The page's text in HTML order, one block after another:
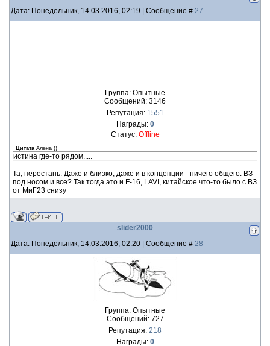
Дата: Понедельник, 14.03.2016, 02:19 | Сообщение # 27
Группа: Опытные
Сообщений: 3146
Репутация: 1551
Награды: 0
Статус: Offline
Цитата Алена ()
истина где-то рядом.....
Та, перестань. Даже и близко, даже и в концепции - ничего общего. ВЗ
под носом и все? Так тогда это и F-16, LAVI, китайское что-то было с ВЗ
от МиГ23 снизу
slider2000
Дата: Понедельник, 14.03.2016, 02:20 | Сообщение # 28
Группа: Опытные
Сообщений: 727
Репутация: 218
Награды: 0